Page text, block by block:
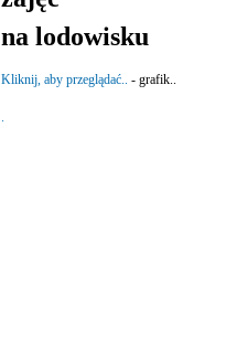
na lodowisku
Kliknij, aby przeglądać.. - grafik..
.